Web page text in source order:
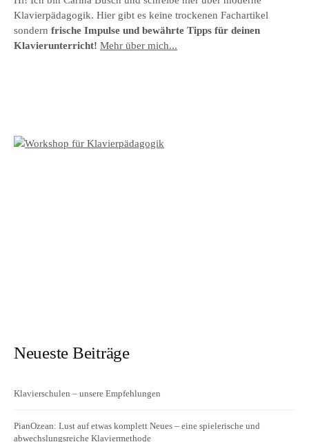
Klavierpädagogik. Hier gibt es keine trockenen Fachartikel
sondern frische Impulse und bewährte Tipps für deinen
Klavierunterricht! Mehr über mich...
Neueste Beiträge
Klavierschulen – unsere Empfehlungen
PianOzean: Lust auf etwas komplett Neues – eine spielerische und
abwechslungsreiche Klaviermethode